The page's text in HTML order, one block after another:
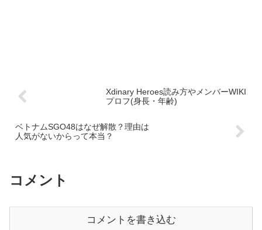
Xdinary Heroes読み方やメンバーWIKI
プロフ(身長・年齢)
ベトナムSGO48はなぜ解散？理由は
人気がないからって本当？
コメント
コメントを書き込む